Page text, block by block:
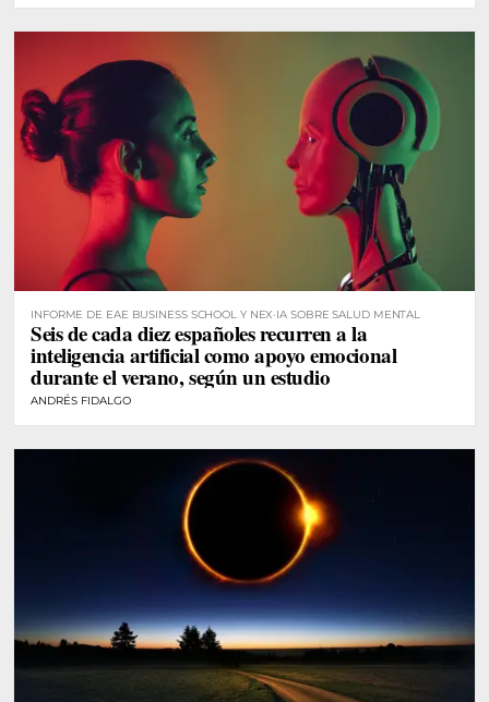
INFORME DE EAE BUSINESS SCHOOL Y NEX·IA SOBRE SALUD MENTAL
Seis de cada diez españoles recurren a la
inteligencia artificial como apoyo emocional
durante el verano, según un estudio
ANDRÉS FIDALGO